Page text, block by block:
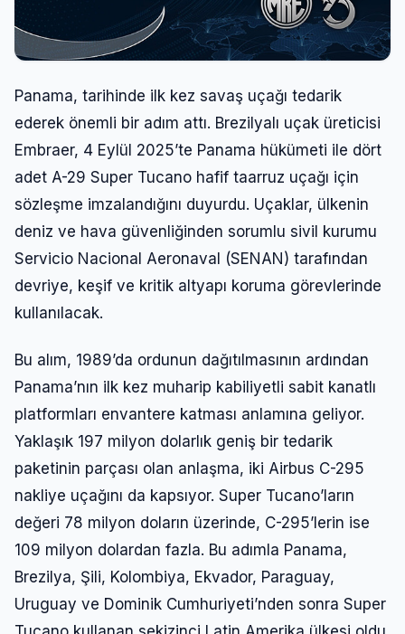
Panama, tarihinde ilk kez savaş uçağı tedarik
ederek önemli bir adım attı. Brezilyalı uçak üreticisi
Embraer, 4 Eylül 2025’te Panama hükümeti ile dört
adet A-29 Super Tucano hafif taarruz uçağı için
sözleşme imzalandığını duyurdu. Uçaklar, ülkenin
deniz ve hava güvenliğinden sorumlu sivil kurumu
Servicio Nacional Aeronaval (SENAN) tarafından
devriye, keşif ve kritik altyapı koruma görevlerinde
kullanılacak.
Bu alım, 1989’da ordunun dağıtılmasının ardından
Panama’nın ilk kez muharip kabiliyetli sabit kanatlı
platformları envantere katması anlamına geliyor.
Yaklaşık 197 milyon dolarlık geniş bir tedarik
paketinin parçası olan anlaşma, iki Airbus C-295
nakliye uçağını da kapsıyor. Super Tucano’ların
değeri 78 milyon doların üzerinde, C-295’lerin ise
109 milyon dolardan fazla. Bu adımla Panama,
Brezilya, Şili, Kolombiya, Ekvador, Paraguay,
Uruguay ve Dominik Cumhuriyeti’nden sonra Super